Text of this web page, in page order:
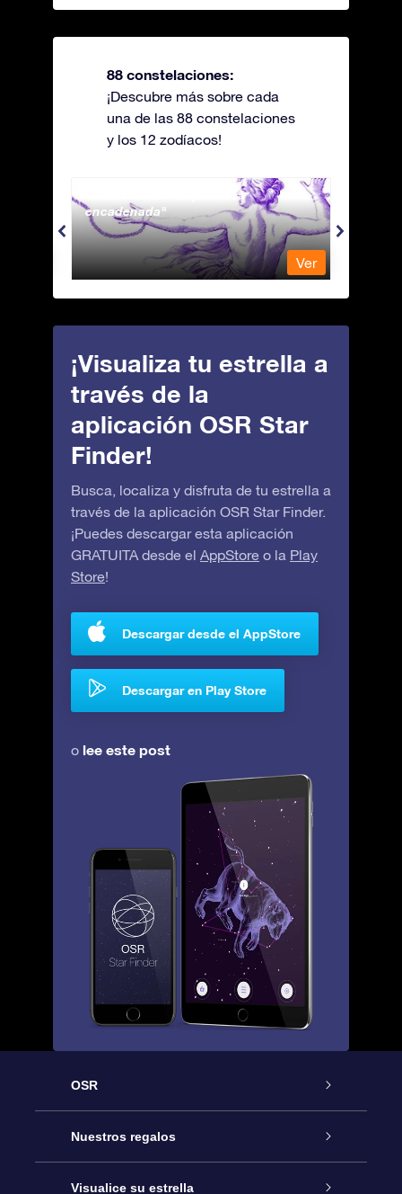
88 constelaciones:
¡Descubre más sobre cada
una de las 88 constelaciones
y los 12 zodíacos!
Andromeda - La princesa
encadenada
Ver
¡Visualiza tu estrella a
través de la
aplicación OSR Star
Finder!
Busca, localiza y disfruta de tu estrella a
través de la aplicación OSR Star Finder.
¡Puedes descargar esta aplicación
GRATUITA desde el AppStore o la Play
Store!
Descargar desde el AppStore
Descargar en Play Store
o lee este post
OSR
Atención
Contáctanos
Nuestros regalos
Regalo Estrella Online
Visualice su estrella